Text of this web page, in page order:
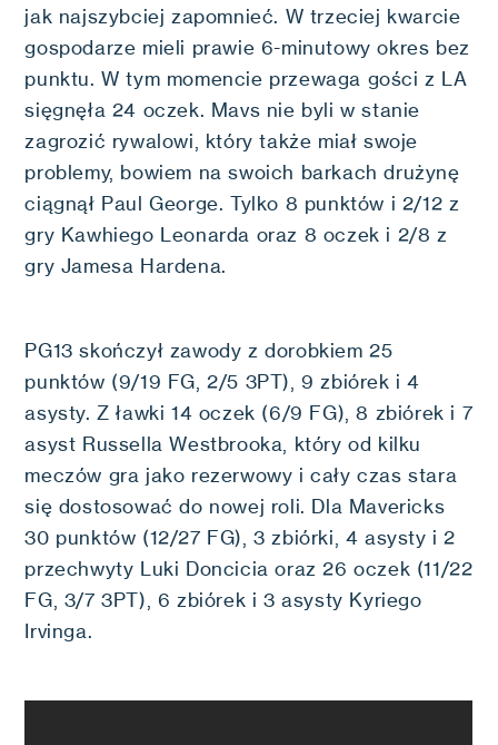
jak najszybciej zapomnieć. W trzeciej kwarcie
gospodarze mieli prawie 6-minutowy okres bez
punktu. W tym momencie przewaga gości z LA
sięgnęła 24 oczek. Mavs nie byli w stanie
zagrozić rywalowi, który także miał swoje
problemy, bowiem na swoich barkach drużynę
ciągnął Paul George. Tylko 8 punktów i 2/12 z
gry Kawhiego Leonarda oraz 8 oczek i 2/8 z
gry Jamesa Hardena.
PG13 skończył zawody z dorobkiem 25
punktów (9/19 FG, 2/5 3PT), 9 zbiórek i 4
asysty. Z ławki 14 oczek (6/9 FG), 8 zbiórek i 7
asyst Russella Westbrooka, który od kilku
meczów gra jako rezerwowy i cały czas stara
się dostosować do nowej roli. Dla Mavericks
30 punktów (12/27 FG), 3 zbiórki, 4 asysty i 2
przechwyty Luki Doncicia oraz 26 oczek (11/22
FG, 3/7 3PT), 6 zbiórek i 3 asysty Kyriego
Irvinga.